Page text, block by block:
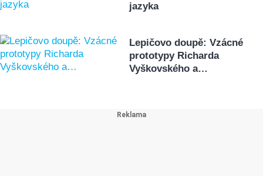
jazyka
Lepičovo doupě: Vzácné
prototypy Richarda
Vyškovského a…